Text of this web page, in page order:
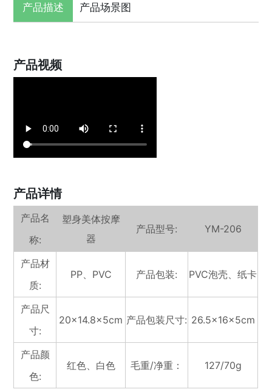
产品描述 产品场景图
产品视频
产品详情
产品名
称:
塑身美体按摩
器
产品型号: YM-206
产品材
质:
PP、PVC 产品包装: PVC泡壳、纸卡
产品尺
寸:
20×14.8×5cm 产品包装尺寸: 26.5×16×5cm
产品颜
色:
红色、白色 毛重/净重： 127/70g